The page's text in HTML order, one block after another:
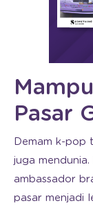
Pasar
Demam k-pop
juga
ambassador
pasar menjadi